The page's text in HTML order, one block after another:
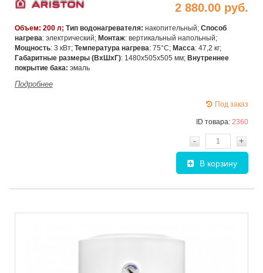
2 880.00 руб.
Объем: 200 л; Тип водонагревателя: накопительный; Способ
нагрева: электрический; Монтаж: вертикальный напольный;
Мощность: 3 кВт; Температура нагрева: 75°C; Масса: 47,2 кг;
Габаритные размеры (ВхШхГ): 1480х505х505 мм; Внутреннее
покрытие бака: эмаль
Подробнее
Под заказ
ID товара: 2360
- +
В корзину